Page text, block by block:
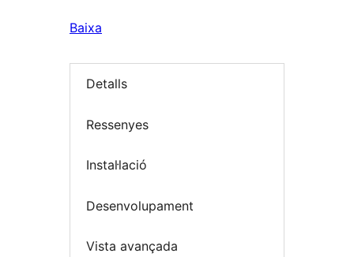
Baixa
Detalls
Ressenyes
Instal·lació
Desenvolupament
Vista avançada